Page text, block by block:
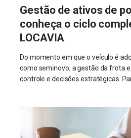
Gestão de ativos de
conheça o ciclo
LOCAVIA
Do momento em que o veículo é
como seminovo, a gestão da frota
controle e decisões estratégicas.